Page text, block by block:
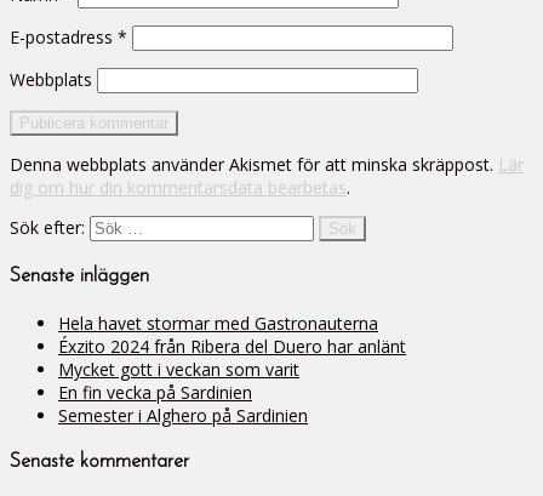
E-postadress *
Webbplats
Denna webbplats använder Akismet för att minska skräppost. Lär
dig om hur din kommentarsdata bearbetas.
Sök efter:
Senaste inläggen
Hela havet stormar med Gastronauterna
Éxzito 2024 från Ribera del Duero har anlänt
Mycket gott i veckan som varit
En fin vecka på Sardinien
Semester i Alghero på Sardinien
Senaste kommentarer